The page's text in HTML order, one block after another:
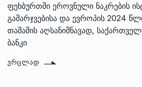
ფეხბურთში ეროვნული ნაკრების
გამარჯვებისა და ევროპის 2024
თამაშის აღსანიშნავად,
ბანკი
ᲕᲠᲪᲚᲐᲓ